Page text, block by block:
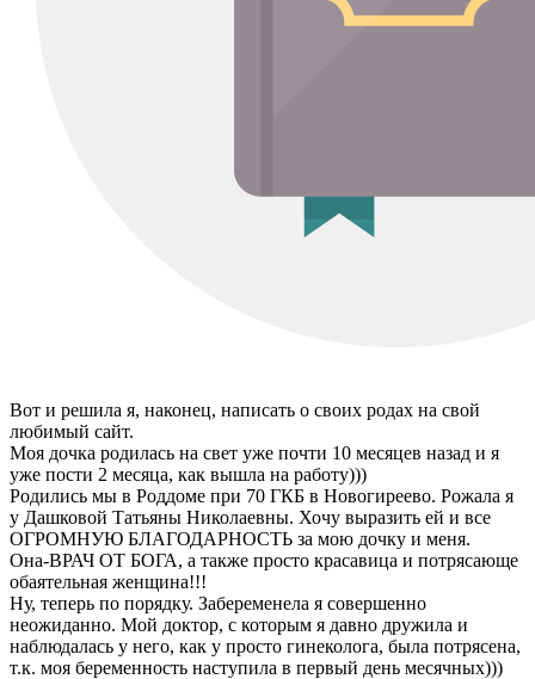
Вот и решила я, наконец, написать о своих родах на свой
любимый сайт.
Моя дочка родилась на свет уже почти 10 месяцев назад и я
уже пости 2 месяца, как вышла на работу)))
Родились мы в Роддоме при 70 ГКБ в Новогиреево. Рожала я
у Дашковой Татьяны Николаевны. Хочу выразить ей и все
ОГРОМНУЮ БЛАГОДАРНОСТЬ за мою дочку и меня.
Она-ВРАЧ ОТ БОГА, а также просто красавица и потрясающе
обаятельная женщина!!!
Ну, теперь по порядку. Забеременела я совершенно
неожиданно. Мой доктор, с которым я давно дружила и
наблюдалась у него, как у просто гинеколога, была потрясена,
т.к. моя беременность наступила в первый день месячных)))